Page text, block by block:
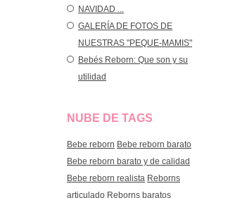
NAVIDAD ...
GALERÍA DE FOTOS DE
NUESTRAS "PEQUE-MAMIS"
Bebés Reborn: Que son y su
utilidad
NUBE DE TAGS
Bebe reborn Bebe reborn barato
Bebe reborn barato y de calidad
Bebe reborn realista Reborns
articulado Reborns baratos